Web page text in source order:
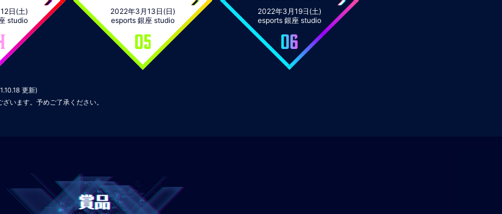
日(土)
studio
2022年3月13日(日)
esports 銀座 studio
05
2022年3月19日(土)
esports 銀座 studio
06
更新)
います。予めご了承ください。
賞品